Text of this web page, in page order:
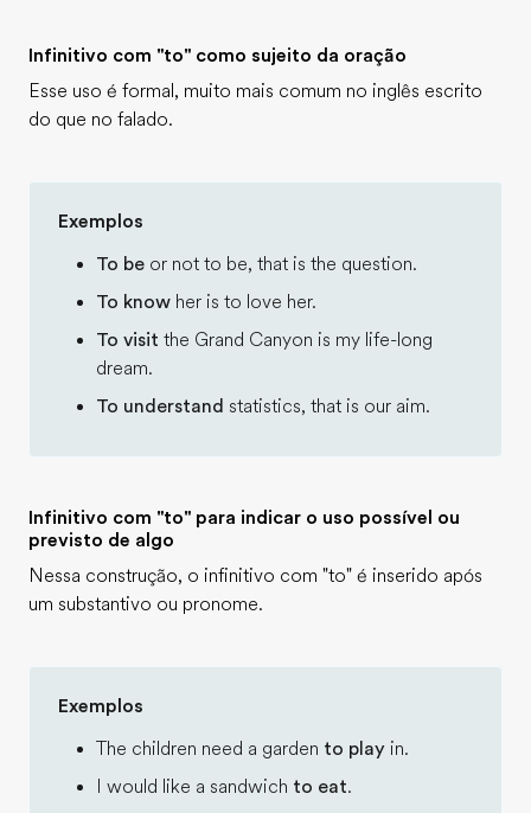
Infinitivo com "to" como sujeito da oração
Esse uso é formal, muito mais comum no inglês escrito
do que no falado.
Exemplos
To be or not to be, that is the question.
To know her is to love her.
To visit the Grand Canyon is my life-long
dream.
To understand statistics, that is our aim.
Infinitivo com "to" para indicar o uso possível ou
previsto de algo
Nessa construção, o infinitivo com "to" é inserido após
um substantivo ou pronome.
Exemplos
The children need a garden to play in.
I would like a sandwich to eat.